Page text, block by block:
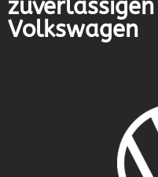
Volkswagen